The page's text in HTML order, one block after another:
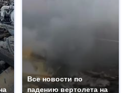
Все новости по
падению вертолета на